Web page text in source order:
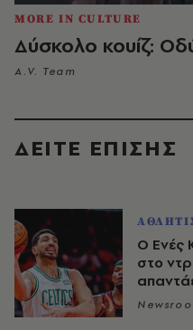
MORE IN CULTURE
Δύσκολο κουίζ:
A.V. Team
ΔΕΙΤΕ ΕΠΙΣΗΣ
Ο Ενές
στο